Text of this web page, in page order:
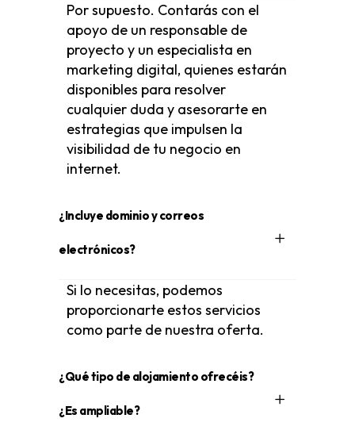
Por supuesto. Contarás con el
apoyo de un responsable de
proyecto y un especialista en
marketing digital, quienes estarán
disponibles para resolver
cualquier duda y asesorarte en
estrategias que impulsen la
visibilidad de tu negocio en
internet.
¿Incluye dominio y correos
electrónicos?
Si lo necesitas, podemos
proporcionarte estos servicios
como parte de nuestra oferta.
¿Qué tipo de alojamiento ofrecéis?
¿Es ampliable?